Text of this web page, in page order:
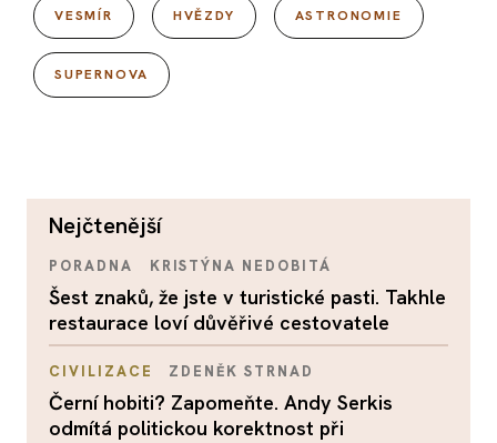
VESMÍR HVĚZDY ASTRONOMIE
SUPERNOVA
nejčtenější
PORADNA KRISTÝNA NEDOBITÁ
Šest znaků, že jste v turistické pasti. Takhle
restaurace loví důvěřivé cestovatele
CIVILIZACE ZDENĚK STRNAD
Černí hobiti? Zapomeňte. Andy Serkis
odmítá politickou korektnost při